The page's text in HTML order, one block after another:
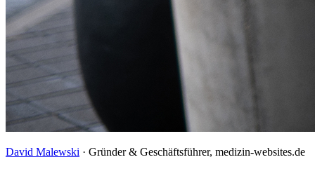
David Malewski · Gründer & Geschäftsführer, medizin-websites.de